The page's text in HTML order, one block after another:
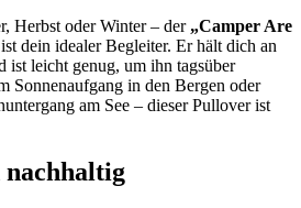
Herbst oder Winter – der „Camper Are
ist dein idealer Begleiter. Er hält dich an
ist leicht genug, um ihn tagsüber
Sonnenaufgang in den Bergen oder
am See – dieser Pullover ist
nachhaltig